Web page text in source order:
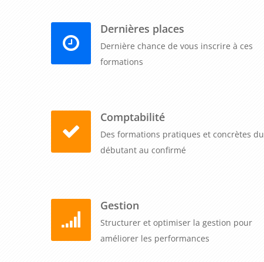
Dernières places
Dernière chance de vous inscrire à ces
formations
Comptabilité
Des formations pratiques et concrètes du
débutant au confirmé
Gestion
Structurer et optimiser la gestion pour
améliorer les performances